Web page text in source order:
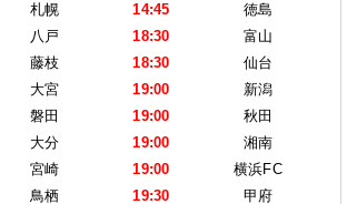
札幌
14:45
徳島
八戸
18:30
富山
藤枝
18:30
仙台
大宮
19:00
新潟
磐田
19:00
秋田
大分
19:00
湘南
宮崎
19:00
横浜FC
鳥栖
19:30
甲府